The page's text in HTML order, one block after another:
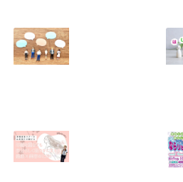
ダへ 〜レシカの遠
赤外線ドーム＋痩
身整体〜
2025.08.10
シ
ン
ね」！？
2025.04.25
決